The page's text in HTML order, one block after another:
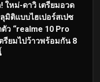
ใหม่-ดาวิ เตรียมอวด
มิติแบบไฮเปอร์สเปซ
ว “realme 10 Pro
รียมไปว้าวพร้อมกัน 8